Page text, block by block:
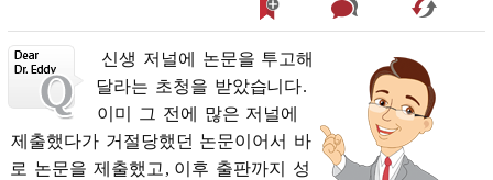
신생 저널에 논문을 투고해
달라는 초청을 받았습니다.
이미
그 전에 많은 저널에
제출했다가 거절당했던 논문이어서 바
로 논문을 제출했고 , 이후 출판까지
성